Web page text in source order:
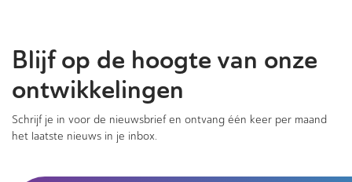
Blijf op de hoogte van onze
ontwikkelingen
Schrijf je in voor de nieuwsbrief en ontvang één keer per maand
het laatste nieuws in je inbox.